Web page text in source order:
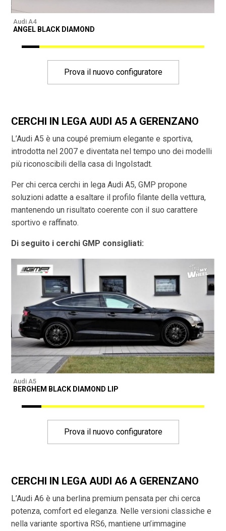
Audi A4
ANGEL BLACK DIAMOND
Prova il nuovo configuratore
CERCHI IN LEGA AUDI A5 A GERENZANO
L’Audi A5 è una coupé premium elegante e sportiva,
introdotta nel 2007 e diventata nel tempo uno dei modelli
più riconoscibili della casa di Ingolstadt.
Per chi cerca cerchi in lega Audi A5, GMP propone
soluzioni adatte a esaltare il profilo filante della vettura,
mantenendo un risultato coerente con il suo carattere
sportivo e raffinato.
Di seguito i cerchi GMP consigliati:
Audi A5
BERGHEM BLACK DIAMOND LIP
Prova il nuovo configuratore
CERCHI IN LEGA AUDI A6 A GERENZANO
L’Audi A6 è una berlina premium pensata per chi cerca
potenza, comfort ed eleganza. Nelle versioni classiche e
nella variante sportiva RS6, mantiene un’immagine